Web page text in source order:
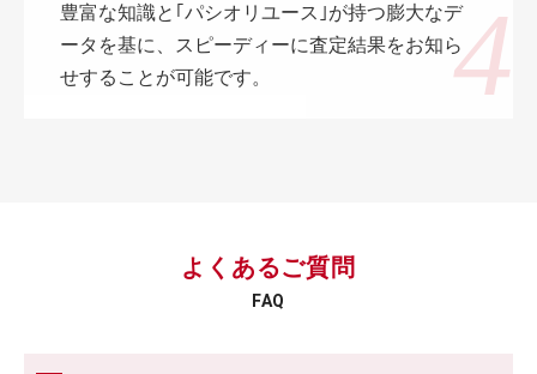
豊富な知識と｢パシオリユース｣が持つ膨大なデ
ータを基に、スピーディーに査定結果をお知ら
せすることが可能です。
よくあるご質問
FAQ